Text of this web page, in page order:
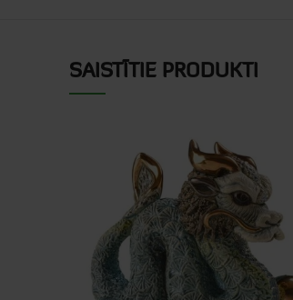
SAISTĪTIE PRODUKTI